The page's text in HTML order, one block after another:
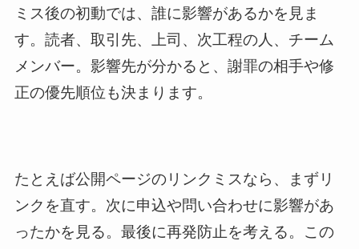
ミス後の初動では、誰に影響があるかを見ま
す。読者、取引先、上司、次工程の人、チーム
メンバー。影響先が分かると、謝罪の相手や修
正の優先順位も決まります。
たとえば公開ページのリンクミスなら、まずリ
ンクを直す。次に申込や問い合わせに影響があ
ったかを見る。最後に再発防止を考える。この